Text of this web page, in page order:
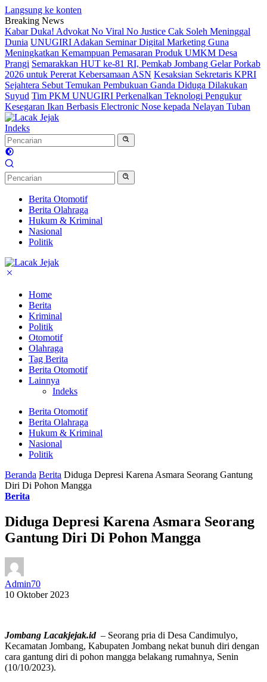
Langsung ke konten
Breaking News
Kabar Duka! Advokat No Viral No Justice Cak Soleh Meninggal
Dunia UNUGIRI Adakan Seminar Digital Marketing Guna
Meningkatkan Kemampuan Pemasaran Produk UMKM Desa
Prangi Semarakkan HUT ke-81 RI, Pemkab Jombang Gelar Porkab
2026 untuk Pererat Kebersamaan ASN Kesaksian Sekretaris KPRI
Sejahtera Sebut Temukan Pembukuan Ganda Diduga Dilakukan
Suyud Tim PKM UNUGIRI Perkenalkan Teknologi Pengukur
Kesegaran Ikan Berbasis Electronic Nose kepada Nelayan Tuban
Indeks
Berita Otomotif
Berita Olahraga
Hukum & Kriminal
Nasional
Politik
Home
Berita
Kriminal
Politik
Otomotif
Olahraga
Tag Berita
Berita Otomotif
Lainnya
Indeks
Berita Otomotif
Berita Olahraga
Hukum & Kriminal
Nasional
Politik
Beranda Berita Diduga Depresi Karena Asmara Seorang Gantung
Diri Di Pohon Mangga
Berita
Diduga Depresi Karena Asmara Seorang
Gantung Diri Di Pohon Mangga
Admin70
10 Oktober 2023
Jombang Lacakjejak.id– Seorang pria di Desa Candimulyo,
Kecamatan Jombang, Kabupaten Jombang nekat bunuh diri dengan
cara gantung diri di pohon mangga belakang rumahnya, Senin
(10/10/2023).